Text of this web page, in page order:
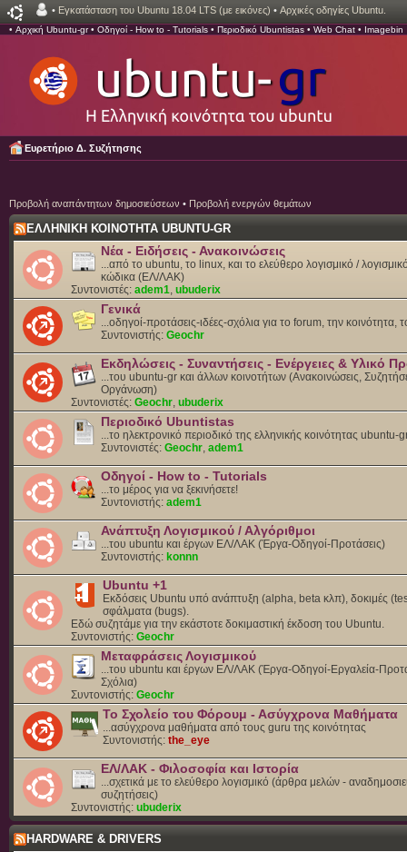
• Εγκατάσταση του Ubuntu 18.04 LTS (με εικόνες) • Αρχικές οδηγίες Ubuntu.
• Αρχική Ubuntu-gr• Οδηγοί - How to - Tutorials • Περιοδικό Ubuntistas • Web Chat • Imagebin
Ευρετήριο Δ. Συζήτησης
Προβολή αναπάντητων δημοσιεύσεων • Προβολή ενεργών θεμάτων
ΕΛΛΗΝΙΚΗ ΚΟΙΝΟΤΗΤΑ UBUNTU-GR
Νέα - Ειδήσεις - Ανακοινώσεις
...από το ubuntu, το linux, και το ελεύθερο λογισμικό /
κώδικα (ΕΛ/ΛΑΚ)
Συντονιστές: adem1 ubuderix
Γενικά
...οδηγοί-προτάσεις-ιδέες-σχόλια για το forum, την κοινότητα,
Συντονιστής: Geochr
Εκδηλώσεις - Συναντήσεις - Ενέργειες & Υλικό
...του ubuntu-gr και άλλων κοινοτήτων (Ανακοινώσεις,
Οργάνωση)
Συντονιστές: Geochr ubuderix
Περιοδικό Ubuntistas
...το ηλεκτρονικό περιοδικό της ελληνικής κοινότητας ubuntu-
Συντονιστές: Geochr adem1
Οδηγοί - How to - Tutorials
...το μέρος για να ξεκινήσετε!
Συντονιστής: adem1
Ανάπτυξη Λογισμικού / Αλγόριθμοι
...του ubuntu και έργων ΕΛ/ΛΑΚ (Έργα-Οδηγοί-Προτάσεις)
Συντονιστής: konnn
Ubuntu +1
Εκδόσεις Ubuntu υπό ανάπτυξη (alpha, beta κλπ), δοκιμές
σφάλματα (bugs).
Eδώ συζητάμε για την εκάστοτε δοκιμαστική έκδοση του Ubuntu.
Συντονιστής: Geochr
Μεταφράσεις Λογισμικού
...του ubuntu και έργων ΕΛ/ΛΑΚ (Έργα-Οδηγοί-Εργαλεία-
Σχόλια)
Συντονιστής: Geochr
Το Σχολείο του Φόρουμ - Ασύγχρονα Μαθήματα
...ασύγχρονα μαθήματα από τους guru της κοινότητας
Συντονιστής: the_eye
ΕΛ/ΛΑΚ - Φιλοσοφία και Ιστορία
...σχετικά με το ελεύθερο λογισμικό (άρθρα μελών -
συζητήσεις)
Συντονιστής: ubuderix
HARDWARE & DRIVERS